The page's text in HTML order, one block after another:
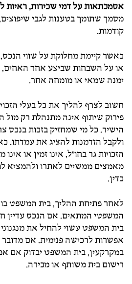
אסמכתאות על דמי שכירות, ראיות
מסמך שתומך בטענות לגבי
קודמות.
כאשר קיימת מחלוקת על שווי
או על השבחות שביצע אחד האחים,
ימנה שמאי או מומחה אחר.
חשוב לצרף להליך את כל בעלי
פירוק שיתוף אינה מתנהלת רק
הישיר. כל מי שמחזיק בזכות בנכס
ולקבל הזדמנות להציג את עמדתו.
הזכויות גר בחו"ל, אינו זמין או
מאמצים ממשיים לאתרו ולהמציא
כדין.
לאחר פתיחת ההליך, בית המשפט
המשפטי המתאים. אם הנכס עדיין
בית המשפט עשוי להחיל את
אפשרות לרכישה פנימית. אם מדובר
במקרקעין, בית המשפט יבדוק אם
רישום בית משותף או מכירה.